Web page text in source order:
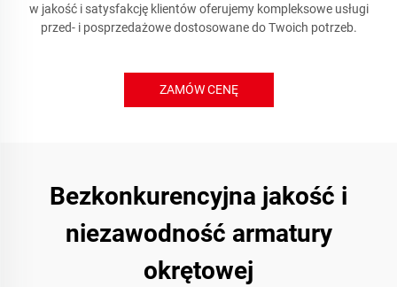
w jakość i satysfakcję klientów oferujemy kompleksowe usługi
przed- i posprzedażowe dostosowane do Twoich potrzeb.
ZAMÓW CENĘ
Bezkonkurencyjna jakość i
niezawodność armatury
okrętowej